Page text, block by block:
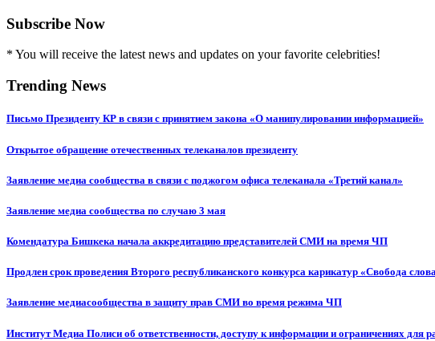
Subscribe Now
* You will receive the latest news and updates on your favorite celebrities!
Trending News
Письмо Президенту КР в связи с принятием закона «О манипулировании информацией»
Открытое обращение отечественных телеканалов президенту
Заявление медиа сообщества в связи с поджогом офиса телеканала «Третий канал»
Заявление медиа сообщества по случаю 3 мая
Комендатура Бишкека начала аккредитацию представителей СМИ на время ЧП
Продлен срок проведения Второго республиканского конкурса карикатур «Свобода
Заявление медиасообщества в защиту прав СМИ во время режима ЧП
Институт Медиа Полиси об ответственности, доступу к информации и ограничениях для